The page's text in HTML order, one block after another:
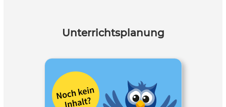
Unterrichtsplanung